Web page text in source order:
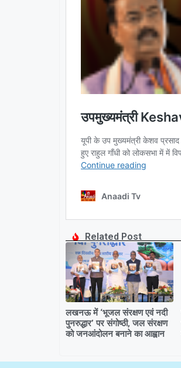
Related Post
लखनऊ में ‘भूजल संरक्षण एवं नदी
पुनरुद्धार’ पर संगोष्ठी, जल संरक्षण
को जनआंदोलन बनाने का आह्वान